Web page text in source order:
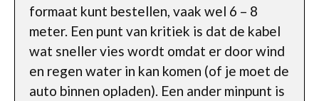
formaat kunt bestellen, vaak wel 6 – 8
meter. Een punt van kritiek is dat de kabel
wat sneller vies wordt omdat er door wind
en regen water in kan komen (of je moet de
auto binnen opladen). Een ander minpunt is